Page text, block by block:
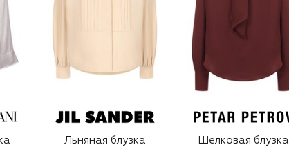
Льняная блузка Шелковая блузка